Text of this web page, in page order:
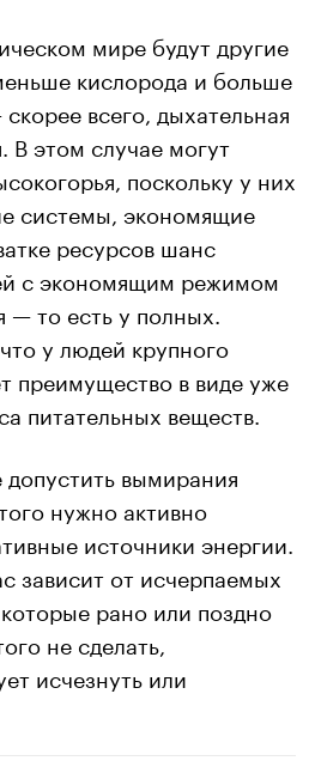
мире будут другие
кислорода и больше
всего, дыхательная
В этом случае могут
поскольку у них
системы, экономящие
ресурсов шанс
с экономящим режимом
— то есть у полных.
у людей крупного
преимущество в виде уже
питательных веществ.
вымирания
нужно активно
источники энергии.
зависит от исчерпаемых
рано или поздно
не сделать,
исчезнуть или